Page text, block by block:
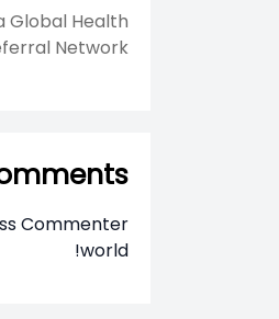
Global Health
Network
Commenter
world!